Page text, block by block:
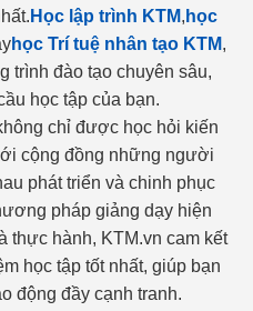
Học lập trình KTM, học
học Trí tuệ nhân tạo KTM,
trình đào tạo chuyên sâu,
học tập của bạn.
chỉ được học hỏi kiến
cộng đồng những người
phát triển và chinh phục
pháp giảng dạy hiện
thực hành, KTM.vn cam kết
học tập tốt nhất, giúp bạn
động đầy cạnh tranh.